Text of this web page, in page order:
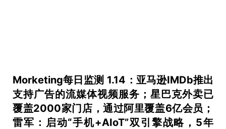
Morketing每日监测 1.14：亚马逊IMDb推出
支持广告的流媒体视频服务；星巴克外卖已
覆盖2000家门店，通过阿里覆盖6亿会员；
雷军：启动“手机+AIoT”双引擎战略，5年